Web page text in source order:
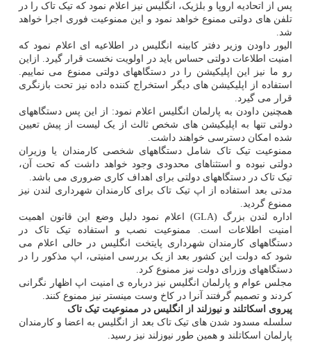
پس از اتحادیه اروپا و بلژیک، انگلیس نیز اعلام نمود که تیک تاک را در
تلفن های دولتی ممنوع خواهد نمود و این ممنوعیت فوری اجرا خواهد
شد.
الیور داودن وزیر دفتر کابینه انگلیس در اطلاعیه ای اعلام نمود که
امنیت اطلاعات دولتی حساس باید در اولویت نخست قرار گیرد. ازاین
رو ما نیز این اپلیکیشن را در دستگاههای دولتی ممنوع می نماییم.
استفاده از اپلیکیشن های دیگر استخراج کننده داده نیز تحت بازنگری
قرار می گیرد.
همچنین داودن به پارلمان انگلیس اعلام نمود: از این پس دستگاههای
دولتی تنها به اپلیکیشن های شخص ثالث از یک لیست از پیش تعیین
شده امکان دسترسی خواهند داشت.
ممنوعیت تیک تاک شامل دستگاههای شخصی کارمندان یا وزیران
دولتی نبوده و استثناهای محدودی وجود خواهد داشت که تحت آن،
تیک تاک در دستگاههای دولتی برای اهداف کاری ضروری می باشد.
مدتی بعد استفاده از اپ تیک تاک برای کارمندان شهرداری لندن نیز
ممنوع گردید.
اداره لندن بزرگ (GLA) اعلام نمود دلیل وضع این قانون اهمیت
امنیت اطلاعات است. ممنوعیت نصب و استفاده تیک تاک در
دستگاههای کارمندان شهرداری پایتخت انگلیس در حالی اعلام می
شود که دولت این کشور بعد از یک بررسی امنیتی، اپ مذکور را در
دستگاههای وزرای دولت نیز ممنوع کرد.
مجلس عوام و پارلمان انگلیس نیز درباره ی امنیت اپ اظهار نگرانی
کردند و تصمیم گرفتند آنرا در کاخ وست مینستر نیز ممنوع کنند.
پیروی اسکاتلند و نیوزلند از انگلیس در ممنوعیت تیک تاک
سلسله مسدود شدن های تیک تاک بعد از انگلیس به اعضا و کارمندان
پارلمان اسکاتلند و همین طور نیوزلند نیز رسید.